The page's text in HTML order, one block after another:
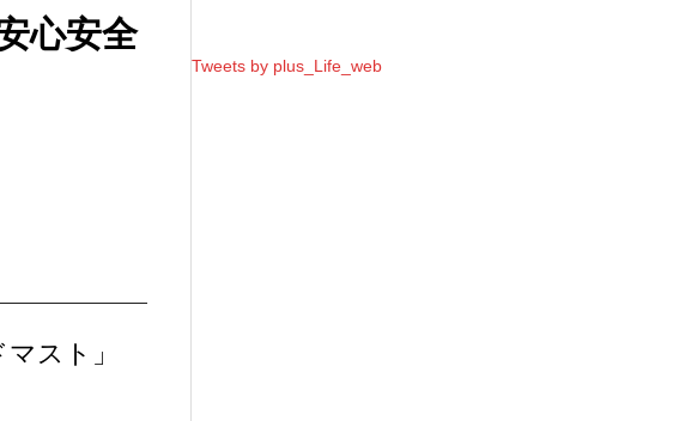
心安全
スト」
Tweets by plus_Life_web